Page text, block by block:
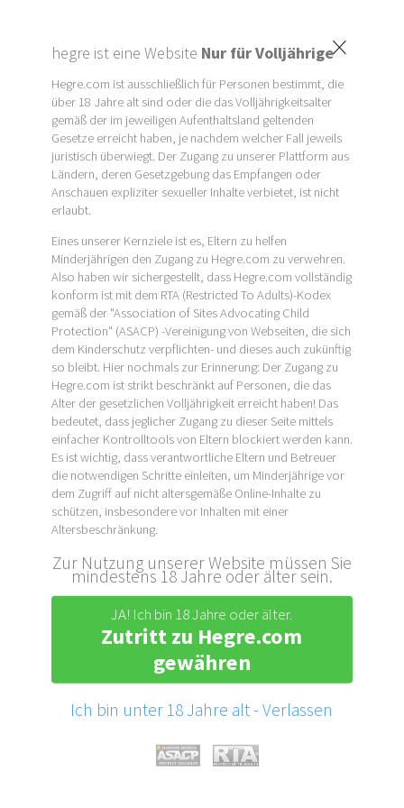
×
hegre ist eine Website Nur für Volljährige
Hegre.com ist ausschließlich für Personen bestimmt, die
über 18 Jahre alt sind oder die das Volljährigkeitsalter
gemäß der im jeweiligen Aufenthaltsland geltenden
Gesetze erreicht haben, je nachdem welcher Fall jeweils
juristisch überwiegt. Der Zugang zu unserer Plattform aus
Ländern, deren Gesetzgebung das Empfangen oder
Anschauen expliziter sexueller Inhalte verbietet, ist nicht
erlaubt.
Eines unserer Kernziele ist es, Eltern zu helfen
Minderjährigen den Zugang zu Hegre.com zu verwehren.
Also haben wir sichergestellt, dass Hegre.com vollständig
konform ist mit dem RTA (Restricted To Adults)-Kodex
gemäß der "Association of Sites Advocating Child
Protection" (ASACP) -Vereinigung von Webseiten, die sich
dem Kinderschutz verpflichten- und dieses auch zukünftig
so bleibt. Hier nochmals zur Erinnerung: Der Zugang zu
Hegre.com ist strikt beschränkt auf Personen, die das
Alter der gesetzlichen Volljährigkeit erreicht haben! Das
bedeutet, dass jeglicher Zugang zu dieser Seite mittels
einfacher Kontrolltools von Eltern blockiert werden kann.
Es ist wichtig, dass verantwortliche Eltern und Betreuer
die notwendigen Schritte einleiten, um Minderjährige vor
dem Zugriff auf nicht altersgemäße Online-Inhalte zu
schützen, insbesondere vor Inhalten mit einer
Altersbeschränkung.
Zur Nutzung unserer Website müssen Sie
mindestens 18 Jahre oder älter sein.
JA! Ich bin 18 Jahre oder älter.
Zutritt zu Hegre.com
gewähren
Ich bin unter 18 Jahre alt - Verlassen